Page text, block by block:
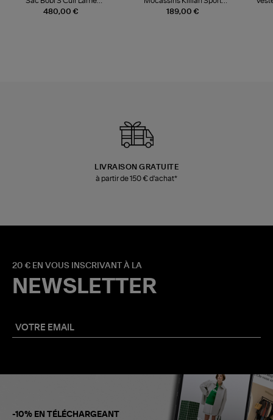
480,00 €
Champagne
189,00 €
Mousse
LIVRAISON GRATUITE
à partir de 150 € d'achat*
20 € EN VOUS INSCRIVANT À LA
NEWSLETTER
-10% EN TÉLÉCHARGEANT